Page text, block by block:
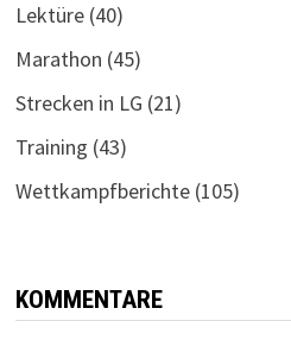
Lektüre(40)
Marathon (45)
Strecken in LG (21)
Training (43)
Wettkampfberichte(105)
KOMMENTARE